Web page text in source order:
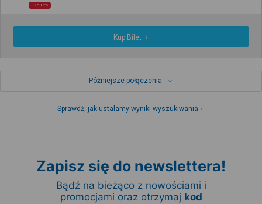
IC 6126
Kup Bilet
Późniejsze połączenia
Sprawdź, jak ustalamy wyniki wyszukiwania
Zapisz się do newslettera!
Bądź na bieżąco z nowościami i
promocjami oraz otrzymaj kod